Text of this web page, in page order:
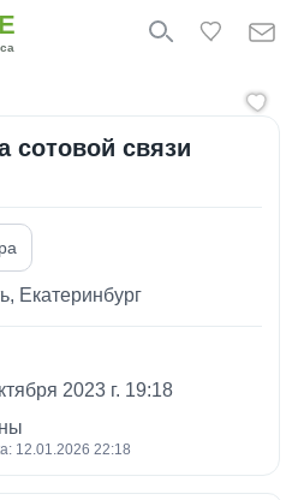
сотовой связи
Екатеринбург
2023 г. 19:18
12.01.2026 22:18